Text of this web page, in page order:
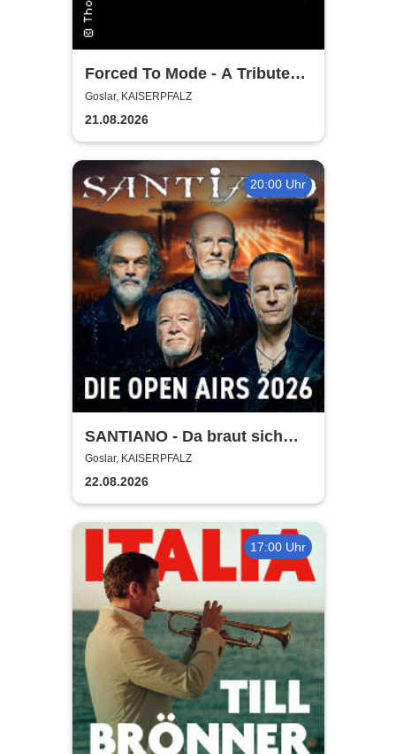
Forced To Mode - A Tribute
To Depeche Mode
Goslar, KAISERPFALZ
21.08.2026
20:00 Uhr
SANTIANO - Da braut sich
was zusammen - Open Air
2026
Goslar, KAISERPFALZ
22.08.2026
17:00 Uhr